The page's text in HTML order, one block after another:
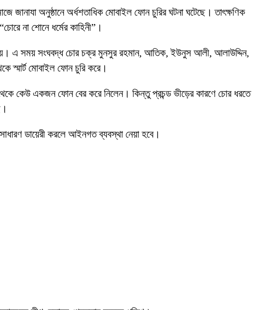
জানাযা অনুষ্ঠানে অর্ধশতাধিক মোবাইল ফোন চুরির ঘটনা ঘটেছে। তাৎক্ষণিক
না শোনে ধর্মের কাহিনী”।
হয়। এ সময় সংঘবদ্ধ চোর চক্র মুনসুর রহমান, আতিক, ইউনুস আলী, আলাউদ্দিন,
মোবাইল ফোন চুরি করে।
কেউ একজন ফোন বের করে নিলেন। কিন্তু প্রচন্ড ভীড়ের কারণে চোর ধরতে
ডায়েরী করলে আইনগত ব্যবস্থা নেয়া হবে।